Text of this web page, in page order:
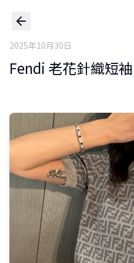
2025年10月30日
Fendi 老花針織短